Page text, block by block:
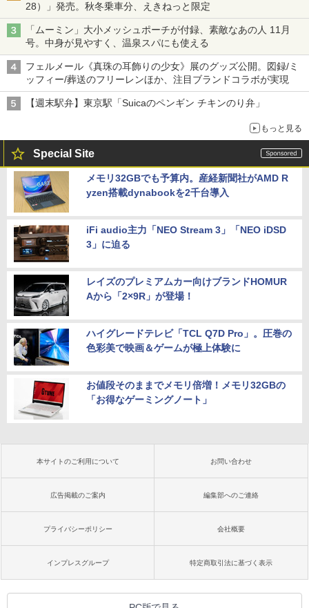
28）」発売。秋冬乗車分、えきねっと限定
「ムーミン」大小メッシュポーチが付録、素敵なあの人 11月
号。中身が見やすく、温泉スパにも使える
フェルメール《真珠の耳飾りの少女》展のグッズ公開。図録/ミ
ッフィー/葬送のフリーレンほか、注目ブランドコラボが実現
【週末駅弁】東京駅「Suicaのペンギン チキンのり弁」
もっと見る
Special Site
メモリ32GBでも予算内。産経新聞社がAMD R
yzen搭載dynabookを2千台導入
iFi audio主力「NEO Stream 3」「NEO iDSD
3」に迫る
レイズのプレミアムカー向けブランドHOMUR
Aから「2×9R」が登場！
ハイグレードテレビ「TCL Q7D Pro」。圧巻の
色彩美で映画＆ゲームが極上体験に
お値段そのままでメモリ倍増！メモリ32GBの
「お得なゲーミングノート」
本サイトのご利用について お問い合わせ
広告掲載のご案内 編集部へのご連絡
プライバシーポリシー 会社概要
インプレスグループ 特定商取引法に基づく表示